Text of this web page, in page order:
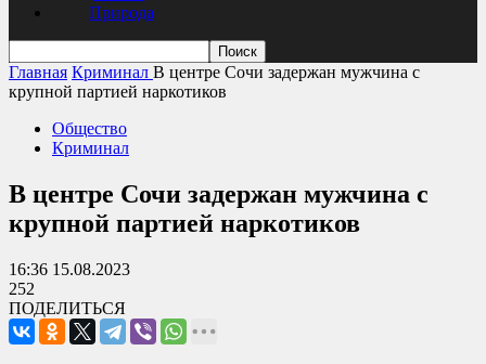
Природа
Главная Криминал В центре Сочи задержан мужчина с
крупной партией наркотиков
Общество
Криминал
В центре Сочи задержан мужчина с
крупной партией наркотиков
16:36 15.08.2023
252
ПОДЕЛИТЬСЯ